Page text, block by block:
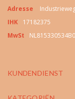
Adresse
IHK
17182375
MwSt
KUNDENDIENST